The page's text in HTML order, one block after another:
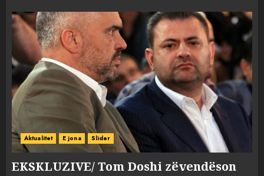
Aktualitet E jona Slider
EKSKLUZIVE/ Tom Doshi zëvendëson